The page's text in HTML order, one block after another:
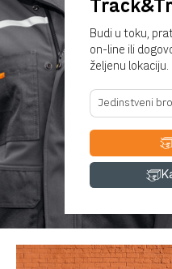
Budi u toku,
on-line ili
željenu lokaciju.